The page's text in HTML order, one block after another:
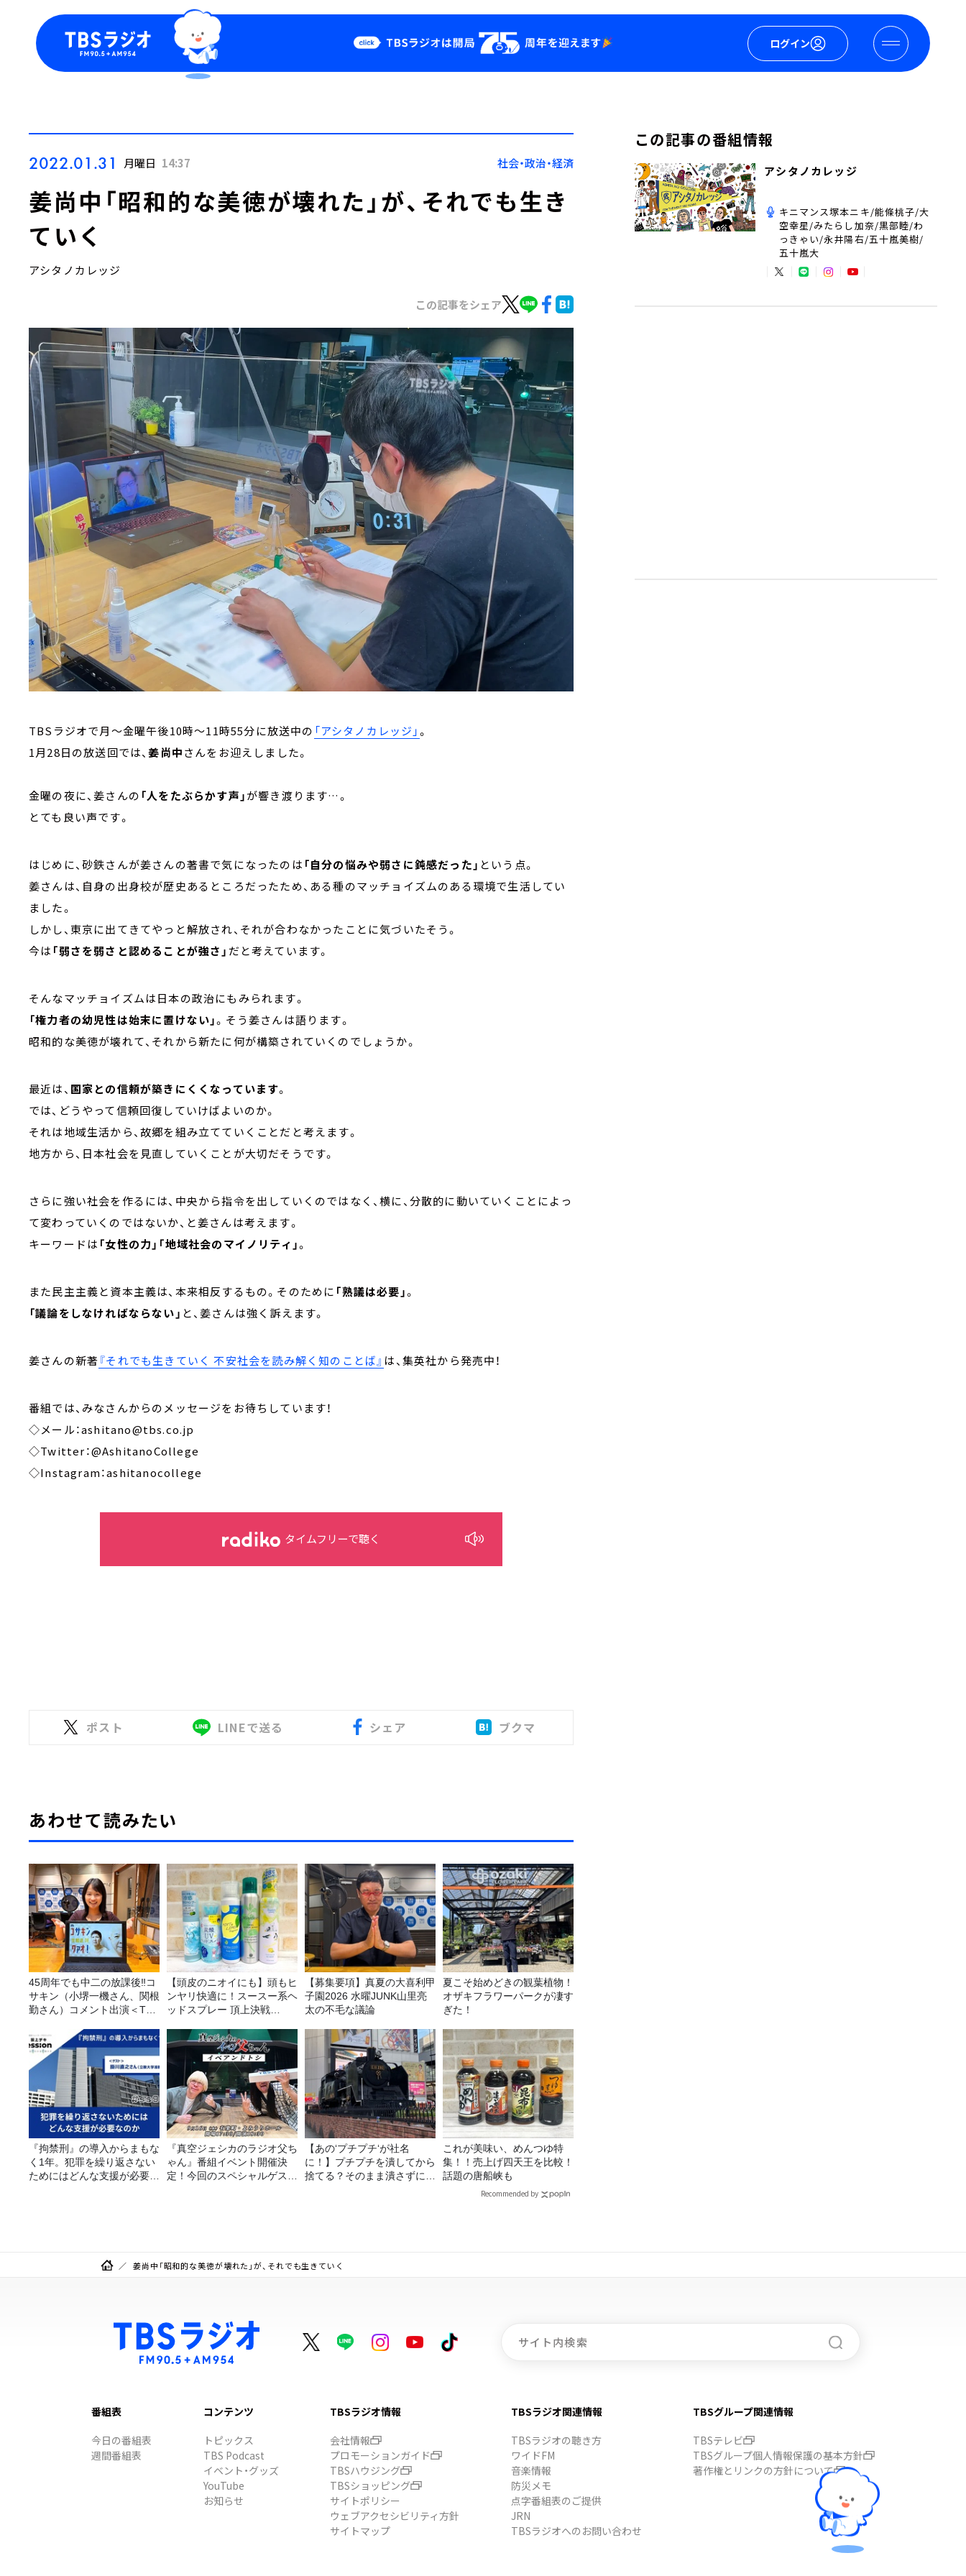
ログイン
Podcast
YouTube
会社情報
2022.01.31 月曜日 14:37 社会・政治・経済
姜尚中「昭和的な美徳が壊れた」が、それでも生き
ていく
アシタノカレッジ
この記事をシェア
TBSラジオで月～金曜午後10時～11時55分に放送中の 「アシタノカレッジ」。
1月28日の放送回では、姜尚中さんをお迎えしました。
金曜の夜に、姜さんの 「人をたぶらかす声」が響き渡ります…。
とても良い声です。
はじめに、砂鉄さんが姜さんの著書で気になったのは 「自分の悩みや弱さに鈍感だった」 という点。
姜さんは、自身の出身校が歴史あるところだったため、ある種のマッチョイズムのある環境で生活してい
ました。
しかし、東京に出てきてやっと解放され、それが合わなかったことに気づいたそう。
今は 「弱さを弱さと認めることが強さ」 だと考えています。
そんなマッチョイズムは日本の政治にもみられます。
「権力者の幼児性は始末に置けない」。そう姜さんは語ります。
昭和的な美徳が壊れて、それから新たに何が構築されていくのでしょうか。
最近は、 国家との信頼が築きにくくなっています。
では、どうやって信頼回復していけばよいのか。
それは地域生活から、故郷を組み立てていくことだと考えます。
地方から、日本社会を見直していくことが大切だそうです。
さらに強い社会を作るには、中央から指令を出していくのではなく、横に、分散的に動いていくことによっ
て変わっていくのではないか、と姜さんは考えます。
キーワードは 「女性の力」「地域社会のマイノリティ」。
また民主主義と資本主義は、本来相反するもの。そのために 「熟議は必要」。
「議論をしなければならない」 と、姜さんは強く訴えます。
姜さんの新著『それでも生きていく 不安社会を読み解く知のことば』 は、集英社から発売中！
番組では、みなさんからのメッセージをお待ちしています！
◇メール：ashitano@tbs.co.jp
◇Twitter：@AshitanoCollege
◇Instagram：ashitanocollege
タイムフリーで聴く
ポスト LINEで送る シェア ブクマ
あわせて読みたい
45周年でも中二の放課後‼コ
サキン（小堺一機さん、関根
勤さん）コメント出演＜TBS
告＞
【頭皮のニオイにも】頭もヒ
ンヤリ快適に！スースー系ヘ
ッドスプレー 頂上決戦
【募集要項】真夏の大喜利甲
子園2026 水曜JUNK山里亮
太の不毛な議論
夏こそ始めどきの観葉植物！
オザキフラワーパークが凄す
ぎた！
『拘禁刑』の導入からまもな
く1年。犯罪を繰り返さない
ためにはどんな支援が必要な
『真空ジェシカのラジオ父ち
ゃん』番組イベント開催決
定！今回のスペシャルゲスト
【あの‘プチプチ‘が社名
に！】プチプチを潰してから
捨てる？そのまま潰さずに捨
これが美味い、めんつゆ特
集！！売上げ四天王を比較！
話題の唐船峡も
Recommended by
この記事の番組情報
アシタノカレッジ
キニマンス塚本ニキ/能條桃子/大
空幸星/みたらし加奈/黒部睦/わ
っきゃい/永井陽右/五十嵐美樹/
五十嵐大
姜尚中「昭和的な美徳が壊れた」が、それでも生きていく
番組表
今日の番組表
週間番組表
コンテンツ
トピックス
TBS Podcast
イベント・グッズ
YouTube
お知らせ
TBSラジオ情報
会社情報
プロモーションガイド
TBSハウジング
TBSショッピング
サイトポリシー
ウェブアクセシビリティ方針
サイトマップ
TBSラジオ関連情報
TBSラジオの聴き方
ワイドFM
音楽情報
防災メモ
点字番組表のご提供
JRN
TBSラジオへのお問い合わせ
TBSグループ関連情報
TBSテレビ
TBSグループ個人情報保護の基本方針
著作権とリンクの方針について